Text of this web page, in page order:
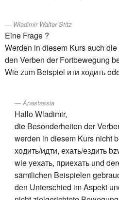
Wladimir Walter Stitz
Eine Frage ?
Werden in diesem Kurs auch
den Verben der Fortbewegung
Wie zum Beispiel ити ходить
Anastassia
Hallo Wladimir,
die Besonderheiten der
werden in diesem Kurs nicht
ходить/идти, ехать/ездить
wie уехать, приехать und
sämtlichen Beispielen
den Unterschied im Aspekt